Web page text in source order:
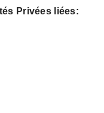
Privées liées: